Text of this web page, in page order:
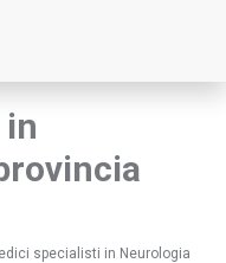
specialisti in Neurologia